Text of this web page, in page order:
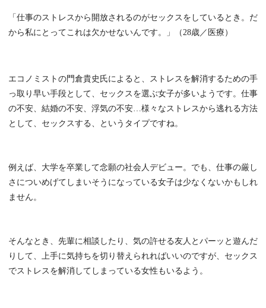
「仕事のストレスから開放されるのがセックスをしているとき。だ
から私にとってこれは欠かせないんです。」（28歳／医療）
エコノミストの門倉貴史氏によると、ストレスを解消するための手
っ取り早い手段として、セックスを選ぶ女子が多いようです。仕事
の不安、結婚の不安、浮気の不安…様々なストレスから逃れる方法
として、セックスする、というタイプですね。
例えば、大学を卒業して念願の社会人デビュー。でも、仕事の厳し
さについめげてしまいそうになっている女子は少なくないかもしれ
ません。
そんなとき、先輩に相談したり、気の許せる友人とパーッと遊んだ
りして、上手に気持ちを切り替えられればいいのですが、セックス
でストレスを解消してしまっている女性もいるよう。